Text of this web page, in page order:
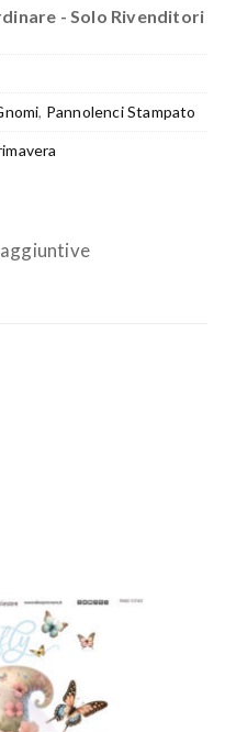
- Solo Rivenditori
, Pannolenci Stampato